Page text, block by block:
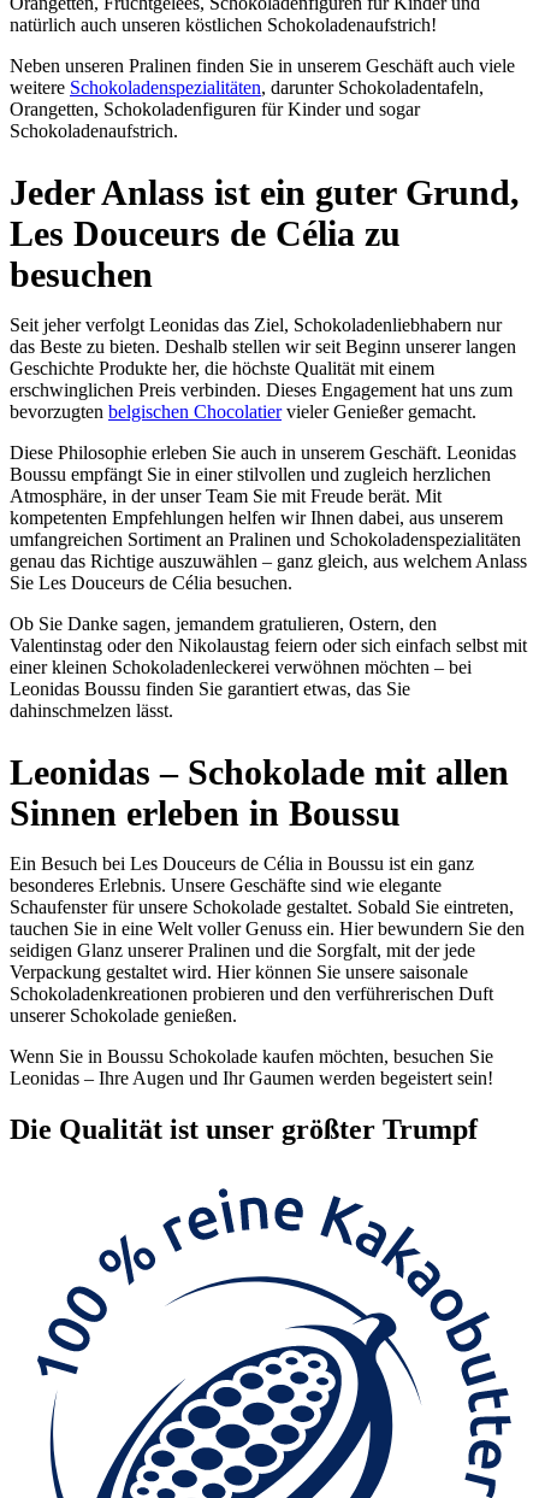
natürlich auch unseren köstlichen Schokoladenaufstrich!
Neben unseren Pralinen finden Sie in unserem Geschäft auch viele
weitere Schokoladenspezialitäten, darunter Schokoladentafeln,
Orangetten, Schokoladenfiguren für Kinder und sogar
Schokoladenaufstrich.
Jeder Anlass ist ein guter Grund,
Les Douceurs de Célia zu
besuchen
Seit jeher verfolgt Leonidas das Ziel, Schokoladenliebhabern nur
das Beste zu bieten. Deshalb stellen wir seit Beginn unserer langen
Geschichte Produkte her, die höchste Qualität mit einem
erschwinglichen Preis verbinden. Dieses Engagement hat uns zum
bevorzugten belgischen Chocolatiervieler Genießer gemacht.
Diese Philosophie erleben Sie auch in unserem Geschäft. Leonidas
Boussu empfängt Sie in einer stilvollen und zugleich herzlichen
Atmosphäre, in der unser Team Sie mit Freude berät. Mit
kompetenten Empfehlungen helfen wir Ihnen dabei, aus unserem
umfangreichen Sortiment an Pralinen und Schokoladenspezialitäten
genau das Richtige auszuwählen – ganz gleich, aus welchem Anlass
Sie Les Douceurs de Célia besuchen.
Ob Sie Danke sagen, jemandem gratulieren, Ostern, den
Valentinstag oder den Nikolaustag feiern oder sich einfach selbst mit
einer kleinen Schokoladenleckerei verwöhnen möchten – bei
Leonidas Boussu finden Sie garantiert etwas, das Sie
dahinschmelzen lässt.
Leonidas – Schokolade mit allen
Sinnen erleben in Boussu
Ein Besuch bei Les Douceurs de Célia in Boussu ist ein ganz
besonderes Erlebnis. Unsere Geschäfte sind wie elegante
Schaufenster für unsere Schokolade gestaltet. Sobald Sie eintreten,
tauchen Sie in eine Welt voller Genuss ein. Hier bewundern Sie den
seidigen Glanz unserer Pralinen und die Sorgfalt, mit der jede
Verpackung gestaltet wird. Hier können Sie unsere saisonale
Schokoladenkreationen probieren und den verführerischen Duft
unserer Schokolade genießen.
Wenn Sie in Boussu Schokolade kaufen möchten, besuchen Sie
Leonidas – Ihre Augen und Ihr Gaumen werden begeistert sein!
Die Qualität ist unser größter Trumpf